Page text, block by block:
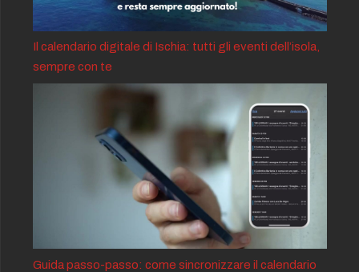
Il calendario digitale di Ischia: tutti gli eventi dell’isola,
sempre con te
Guida passo-passo: come sincronizzare il calendario